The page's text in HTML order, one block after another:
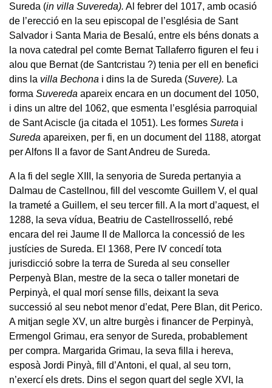
Sureda (in villa Suvereda). Al febrer del 1017, amb ocasió
de l’erecció en la seu episcopal de l’església de Sant
Salvador i Santa Maria de Besalú, entre els béns donats a
la nova catedral pel comte Bernat Tallaferro figuren el feu i
alou que Bernat (de Santcristau ?) tenia per ell en benefici
dins la villa Bechona i dins la de Sureda (Suvere). La
forma Suvereda apareix encara en un document del 1050,
i dins un altre del 1062, que esmenta l’església parroquial
de Sant Aciscle (ja citada el 1051). Les formes Sureta i
Sureda apareixen, per fi, en un document del 1188, atorgat
per Alfons II a favor de Sant Andreu de Sureda.
A la fi del segle XIII, la senyoria de Sureda pertanyia a
Dalmau de Castellnou, fill del vescomte Guillem V, el qual
la trameté a Guillem, el seu tercer fill. A la mort d’aquest, el
1288, la seva vídua, Beatriu de Castellrosselló, rebé
encara del rei Jaume II de Mallorca la concessió de les
justícies de Sureda. El 1368, Pere IV concedí tota
jurisdicció sobre la terra de Sureda al seu conseller
Perpenyà Blan, mestre de la seca o taller monetari de
Perpinyà, el qual morí sense fills, deixant la seva
successió al seu nebot menor d’edat, Pere Blan, dit Perico.
A mitjan segle XV, un altre burgès i financer de Perpinyà,
Ermengol Grimau, era senyor de Sureda, probablement
per compra. Margarida Grimau, la seva filla i hereva,
esposà Jordi Pinyà, fill d’Antoni, el qual, al seu torn,
n’exercí els drets. Dins el segon quart del segle XVI, la